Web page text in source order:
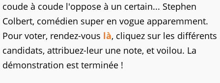
coude à coude l'oppose à un certain... Stephen
Colbert, comédien super en vogue apparemment.
Pour voter, rendez-vous là, cliquez sur les différents
candidats, attribuez-leur une note, et voilou. La
démonstration est terminée !